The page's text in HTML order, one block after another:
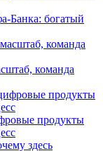
Банка: богатый
команда
продукты